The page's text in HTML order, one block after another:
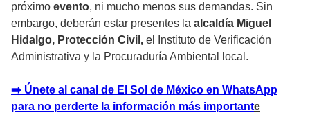
próximo evento, ni mucho menos sus demandas. Sin
embargo, deberán estar presentes la alcaldía Miguel
Hidalgo, Protección Civil, el Instituto de Verificación
Administrativa y la Procuraduría Ambiental local.
➡️ Únete al canal de El Sol de México en WhatsApp
para no perderte la información más importante